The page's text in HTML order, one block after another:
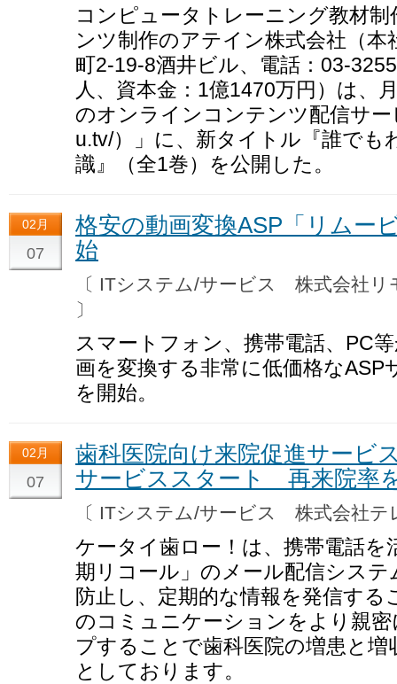
コンピュータトレーニング教材
ンツ制作のアテイン株式会社（本
町2-19-8酒井ビル、電話：03-
人、資本金：1億1470万円）は、
のオンラインコンテンツ配信サ
u.tv/）」に、新タイトル『誰でも
識』（全1巻）を公開した。
02月
07
格安の動画変換ASP「リムー
始
〔 ITシステム/サービス 株式会社
〕
スマートフォン、携帯電話、PC
画を変換する非常に低価格な
を開始。
02月
07
歯科医院向け来院促進サー
サービススタート 再来院率
〔 ITシステム/サービス 株式会社
ケータイ歯ロー！は、携帯電話を
期リコール」のメール配信シス
防止し、定期的な情報を発信す
のコミュニケーションをより親
プすることで歯科医院の増患と
としております。